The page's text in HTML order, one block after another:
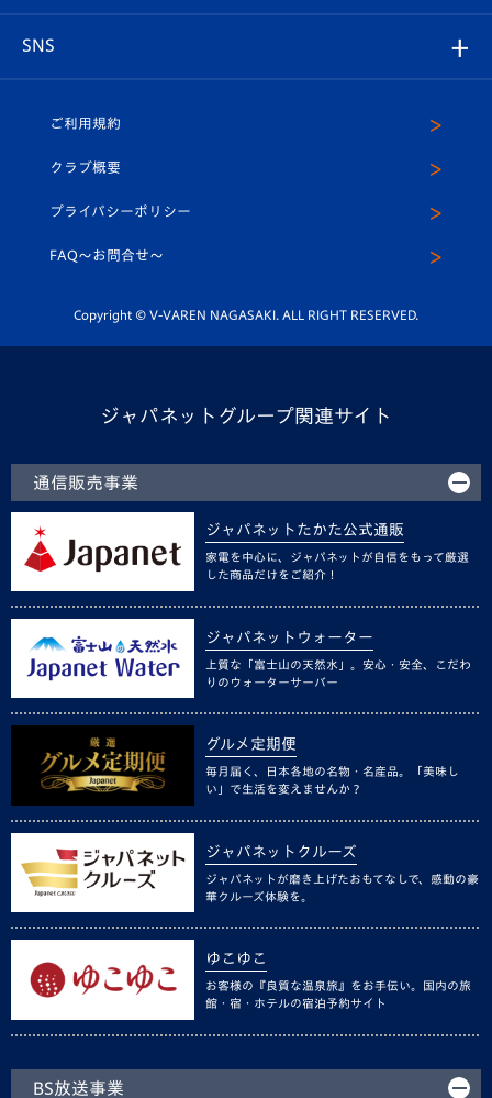
ホームタウン
平和祈念活動
ホームタウン活動
プレイヤーズスイート
店舗情報
U-18
スクール
SNS
ヴィヴィくんインスタグラム
公式LINE＠
ご利用規約
クラブ概要
プライバシーポリシー
FAQ〜お問合せ〜
Copyright © V-VAREN NAGASAKI. ALL RIGHT RESERVED.
ジャパネットグループ関連サイト
通信販売事業
ジャパネットたかた公式通販
家電を中心に、ジャパネットが自信をもって厳選
した商品だけをご紹介！
ジャパネットウォーター
上質な「富士山の天然水」。安心・安全、こだわ
りのウォーターサーバー
グルメ定期便
毎月届く、日本各地の名物・名産品。「美味し
い」で生活を変えませんか？
ジャパネットクルーズ
ジャパネットが磨き上げたおもてなしで、感動の豪
華クルーズ体験を。
ゆこゆこ
お客様の『良質な温泉旅』をお手伝い。国内の旅
館・宿・ホテルの宿泊予約サイト
BS放送事業